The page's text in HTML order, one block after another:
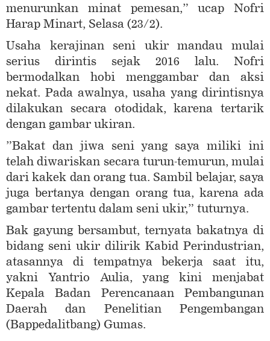
menurunkan minat pemesan,” ucap Nofri
Harap Minart, Selasa (23/2).
Usaha kerajinan seni ukir mandau mulai
serius dirintis sejak 2016 lalu. Nofri
bermodalkan hobi menggambar dan aksi
nekat. Pada awalnya, usaha yang dirintisnya
dilakukan secara otodidak, karena tertarik
dengan gambar ukiran.
”Bakat dan jiwa seni yang saya miliki ini
telah diwariskan secara turun-temurun, mulai
dari kakek dan orang tua. Sambil belajar, saya
juga bertanya dengan orang tua, karena ada
gambar tertentu dalam seni ukir,” tuturnya.
Bak gayung bersambut, ternyata bakatnya di
bidang seni ukir dilirik Kabid Perindustrian,
atasannya di tempatnya bekerja saat itu,
yakni Yantrio Aulia, yang kini menjabat
Kepala Badan Perencanaan Pembangunan
Daerah dan Penelitian Pengembangan
(Bappedalitbang) Gumas.